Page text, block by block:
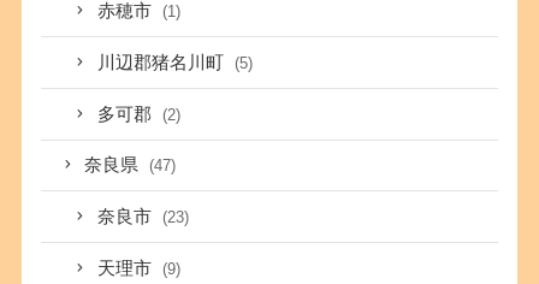
赤穂市 (1)
川辺郡猪名川町 (5)
多可郡 (2)
奈良県 (47)
奈良市 (23)
天理市 (9)